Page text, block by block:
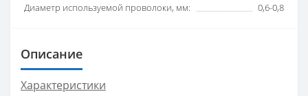
Диаметр используемой проволоки, мм:
0,6-0,8
Описание
Характеристики